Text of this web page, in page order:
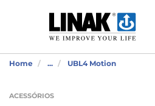
Home ... UBL4 Motion
ACESSÓRIOS